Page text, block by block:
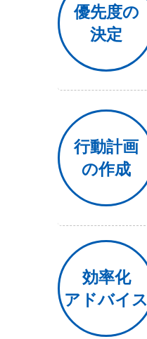
優先度の
決定
行動計画
の作成
効率化
アドバイス